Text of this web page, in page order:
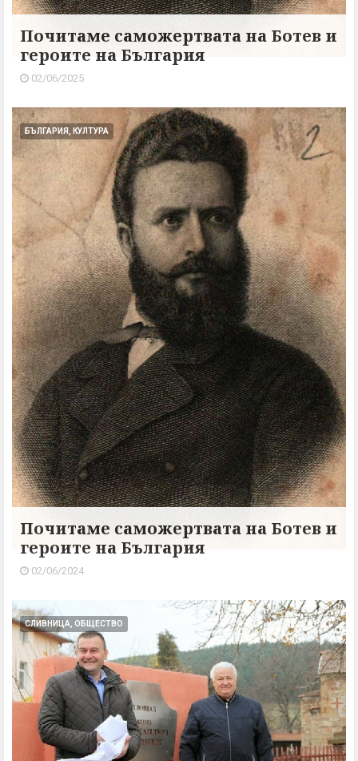
Почитаме саможертвата на Ботев и
героите на България
02/06/2025
БЪЛГАРИЯ, КУЛТУРА
Почитаме саможертвата на Ботев и
героите на България
02/06/2024
СЛИВНИЦА, ОБЩЕСТВО